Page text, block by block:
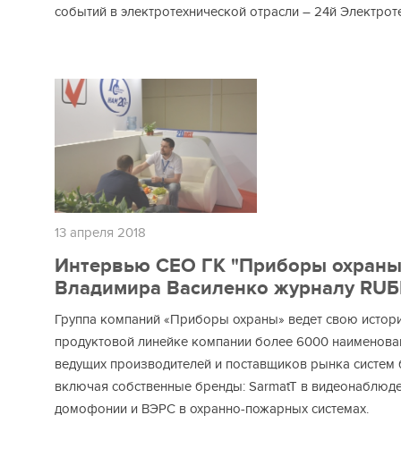
событий в электротехнической отрасли – 24й
13 апреля 2018
Интервью CEO ГК "Приборы
Владимира Василенко журналу
Группа компаний «Приборы охраны» ведет свою
продуктовой линейке компании более 6000
ведущих производителей и поставщиков рынка систем
включая собственные бренды: SarmatT в
домофонии и ВЭРС в охранно-пожарных системах.